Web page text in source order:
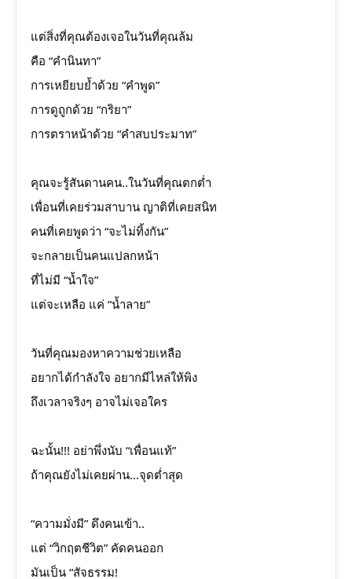
แต่สิ่งที่คุณต้องเจอในวันที่คุณล้ม
คือ “คำนินทา”
การเหยียบย้ำด้วย “คำพูด”
การดูถูกด้วย “กริยา”
การตราหน้าด้วย “คำสบประมาท”
คุณจะรู้สันดานคน..ในวันที่คุณตกต่ำ
เพื่อนที่เคยร่วมสาบาน ญาติที่เคยสนิท
คนที่เคยพูดว่า “จะไม่ทิ้งกัน”
จะกลายเป็นคนแปลกหน้า
ที่ไม่มี “น้ำใจ”
แต่จะเหลือ แค่ “น้ำลาย”
วันที่คุณมองหาความช่วยเหลือ
อยากได้กำลังใจ อยากมีไหล่ให้พิง
ถึงเวลาจริงๆ อาจไม่เจอใคร
ฉะนั้น!!! อย่าพึ่งนับ “เพื่อนแท้”
ถ้าคุณยังไม่เคยผ่าน…จุดต่ำสุด
“ความมั่งมี” ดึงคนเข้า..
แต่ “วิกฤตชีวิต” คัดคนออก
มันเป็น “สัจธรรม!